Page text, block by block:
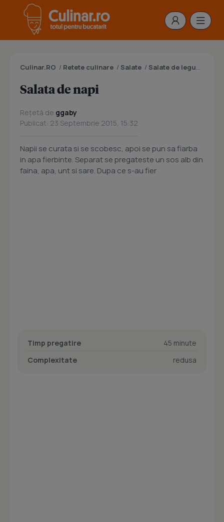
Culinar.RO / Retete culinare / Salate / Salate de legume
Salata de napi
Rețetă de ggaby
Publicat: 23 Septembrie 2015, 15:32
Napii se curata si se scobesc, apoi se pun sa fiarba
in apa fierbinte. Separat se pregateste un sos alb din
faina, apa, unt si sare. Dupa ce s-au fier
Timp pregatire
45 minute
Complexitate
redusa